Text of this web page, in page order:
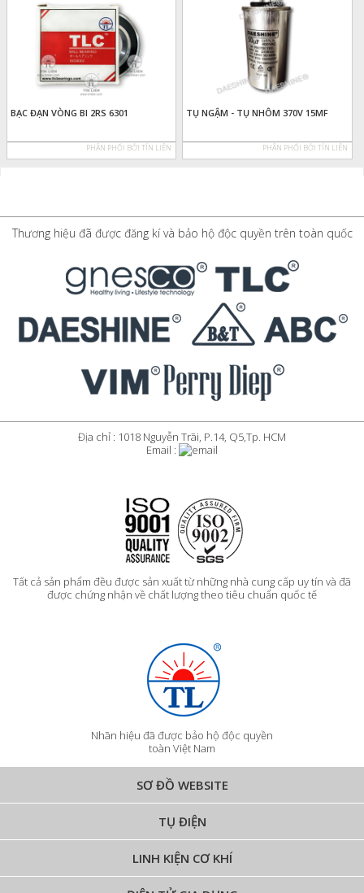
BẠC ĐẠN VÒNG BI 2RS 6301
PHÂN PHỐI BỞI TÍN LIÊN
TỤ NGẬM - TỤ NHÔM 370V 15MF
PHÂN PHỐI BỞI TÍN LIÊN
Thương hiệu đã được đăng kí và bảo hộ độc quyền trên toàn quốc
Địa chỉ : 1018 Nguyễn Trãi, P.14, Q5,Tp. HCM
Email :
Tất cả sản phẩm đều được sản xuất từ những nhà cung cấp uy tín và đã
được chứng nhận về chất lượng theo tiêu chuẩn quốc tế
Nhãn hiệu đã được bảo hộ độc quyền
toàn Việt Nam
SƠ ĐỒ WEBSITE
TỤ ĐIỆN
LINH KIỆN CƠ KHÍ